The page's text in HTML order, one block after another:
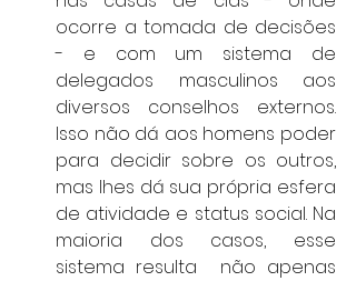
ocorre a tomada de decisões
- e com um sistema de
delegados masculinos aos
diversos conselhos externos.
Isso não dá aos homens poder
para decidir sobre os outros,
mas lhes dá sua própria esfera
de atividade e status social. Na
maioria dos casos, esse
sistema resulta  não apenas